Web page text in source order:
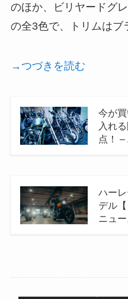
のほか、ビリヤードグ
の全3色で、トリムはブ
→つづきを読む
今が
入れ
点！ –
ハー
デル
ニュー